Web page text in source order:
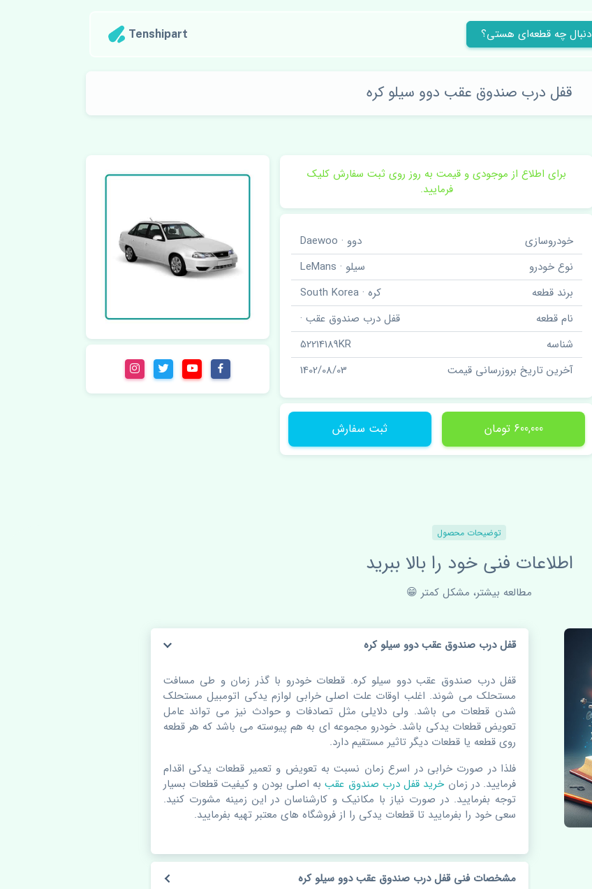
دنبال چه قطعه‌ای هستی؟ Tenshipart
قفل درب صندوق عقب دوو سیلو کره
برای اطلاع از موجودی و قیمت به روز روی ثبت سفارش کلیک
فرمایید.
خودروسازی
دوو · Daewoo
نوع خودرو
سیلو · LeMans
برند قطعه
کره · South Korea
نام قطعه
قفل درب صندوق عقب ·
شناسه
52214189KR
آخرین تاریخ بروزرسانی قیمت
1402/08/03
600,000 تومان ثبت سفارش
توضیحات محصول
اطلاعات فنی خود را بالا ببرید
مطالعه بیشتر، مشکل کمتر 😁
قفل درب صندوق عقب دوو سیلو کره
قفل درب صندوق عقب دوو سیلو کره. قطعات خودرو با گذر زمان و طی مسافت
مستحلک می شوند. اغلب اوقات علت اصلی خرابی لوازم یدکی اتومبیل مستحلک
شدن قطعات می باشد. ولی دلایلی مثل تصادفات و حوادث نیز می تواند عامل
تعویض قطعات یدکی باشد. خودرو مجموعه ای به هم پیوسته می باشد که هر قطعه
روی قطعه یا قطعات دیگر تاثیر مستقیم دارد.
فلذا در صورت خرابی در اسرع زمان نسبت به تعویض و تعمیر قطعات یدکی اقدام
فرمایید. در زمان خرید قفل درب صندوق عقب به اصلی بودن و کیفیت قطعات بسیار
توجه بفرمایید. در صورت نیاز با مکانیک و کارشناسان در این زمینه مشورت کنید.
سعی خود را بفرمایید تا قطعات یدکی را از فروشگاه های معتبر تهیه بفرمایید.
مشخصات فنی قفل درب صندوق عقب دوو سیلو کره